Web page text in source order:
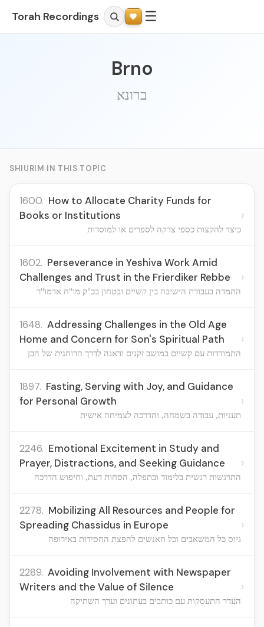
Torah Recordings ☰
Brno
ברונא
SHIURIM IN THIS TOPIC
1600. How to Allocate Charity Funds for
Books or Institutions
כיצד להקצות כספי צדקה לספרים או למוסדות
›
1602. Perseverance in Yeshiva Work Amid
Challenges and Trust in the Frierdiker Rebbe
התמדה בעבודת הישיבה בין קשיים ובטחון בכ"ק מו"ח אדמו"ר
›
1648. Addressing Challenges in the Old Age
Home and Concern for Son's Spiritual Path
התמודדות עם קשיים במושב זקנים ודאגה לדרך הרוחנית של הבן
›
1897. Fasting, Serving with Joy, and Guidance
for Personal Growth
תעניות, עבודה בשמחה, והדרכה לצמיחה אישית
›
2246. Emotional Excitement in Study and
Prayer, Distractions, and Seeking Guidance
התרגשות רגשית בלימוד ובתפלה, הסחות דעת, וחיפוש הדרכה
›
2278. Mobilizing All Resources and People for
Spreading Chassidus in Europe
גיוס כל המשאבים וכל האנשים להפצת החסידות באירופה
›
2289. Avoiding Involvement with Newspaper
Writers and the Value of Silence
העדר התעסקות עם כותבים בעתונים וערך השתיקה
›